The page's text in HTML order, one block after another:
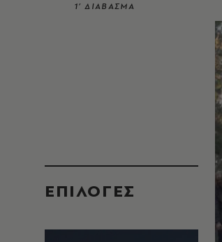
1’ ΔΙΑΒΑΣΜΑ
EΠΙΛΟΓΈΣ